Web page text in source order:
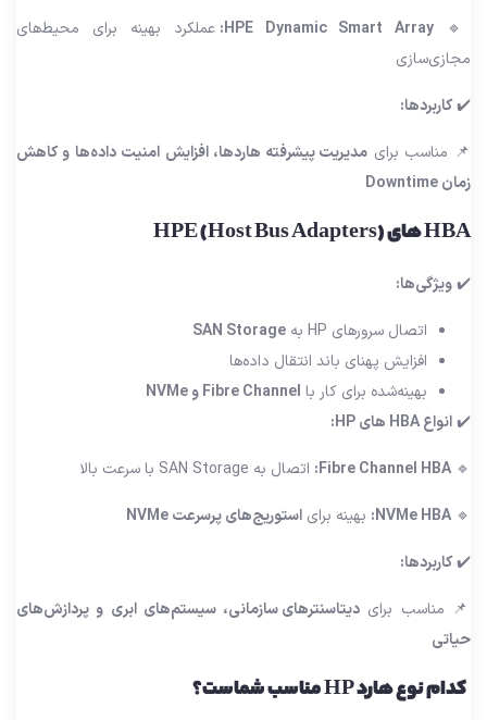
🔹
HPE Dynamic Smart Array:عملکرد بهینه برای محیط‌های
مجازی‌سازی
✔️کاربردها:
📌 مناسب برای مدیریت پیشرفته هاردها، افزایش امنیت داده‌ها و کاهش
زمان Downtime
HBA های HPE (Host Bus Adapters)
✔️ویژگی‌ها:
اتصال سرورهای HP به
SAN Storage
افزایش پهنای باند انتقال داده‌ها
بهینه‌شده برای کار با Fibre Channel و NVMe
✔️انواع HBA های HP:
🔹
Fibre Channel HBA:اتصال به SAN Storage با سرعت بالا
🔹
NVMe HBA:بهینه برای استوریج‌های پرسرعت NVMe
✔️کاربردها:
📌 مناسب برای دیتاسنترهای سازمانی، سیستم‌های ابری و پردازش‌های
حیاتی
کدام نوع هارد HP مناسب شماست؟